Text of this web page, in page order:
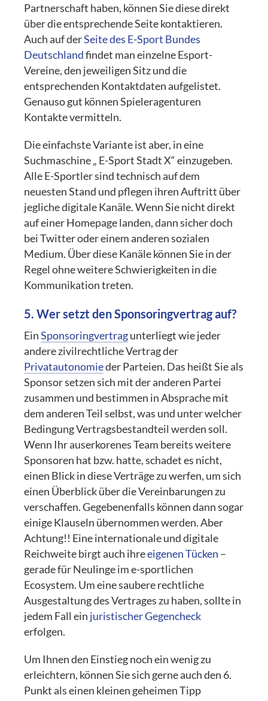
Partnerschaft haben, können Sie diese direkt
über die entsprechende Seite kontaktieren.
Auch auf derSeite des E-Sport Bundes
Deutschlandfindet man einzelne Esport-
Vereine, den jeweiligen Sitz und die
entsprechenden Kontaktdaten aufgelistet.
Genauso gut können Spieleragenturen
Kontakte vermitteln.
Die einfachste Variante ist aber, in eine
Suchmaschine „ E-Sport Stadt X“ einzugeben.
Alle E-Sportler sind technisch auf dem
neuesten Stand und pflegen ihren Auftritt über
jegliche digitale Kanäle. Wenn Sie nicht direkt
auf einer Homepage landen, dann sicher doch
bei Twitter oder einem anderen sozialen
Medium. Über diese Kanäle können Sie in der
Regel ohne weitere Schwierigkeiten in die
Kommunikation treten.
5. Wer setzt den Sponsoringvertrag auf?
EinSponsoringvertragunterliegt wie jeder
andere zivilrechtliche Vertrag der
Privatautonomieder Parteien. Das heißt Sie als
Sponsor setzen sich mit der anderen Partei
zusammen und bestimmen in Absprache mit
dem anderen Teil selbst, was und unter welcher
Bedingung Vertragsbestandteil werden soll.
Wenn Ihr auserkorenes Team bereits weitere
Sponsoren hat bzw. hatte, schadet es nicht,
einen Blick in diese Verträge zu werfen, um sich
einen Überblick über die Vereinbarungen zu
verschaffen. Gegebenenfalls können dann sogar
einige Klauseln übernommen werden. Aber
Achtung!! Eine internationale und digitale
Reichweite birgt auch ihreeigenen Tücken –
gerade für Neulinge im e-sportlichen
Ecosystem. Um eine saubere rechtliche
Ausgestaltung des Vertrages zu haben, sollte in
jedem Fall ein juristischer Gegencheck
erfolgen.
Um Ihnen den Einstieg noch ein wenig zu
erleichtern, können Sie sich gerne auch den 6.
Punkt als einen kleinen geheimen Tipp